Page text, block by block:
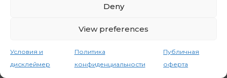
Deny
View preferences
Условия и
дисклеймер
Политика
конфиденциальности
Публичная
оферта